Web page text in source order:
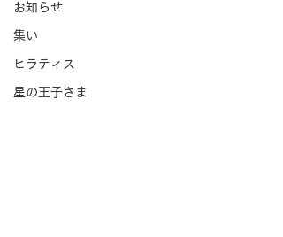
お知らせ
集い
ヒラティス
星の王子さま